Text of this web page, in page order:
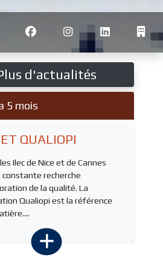
d'actualités
5 mois
QUALIOPI
Ilec de Nice et de Cannes
constante recherche
de la qualité. La
Qualiopi est la référence